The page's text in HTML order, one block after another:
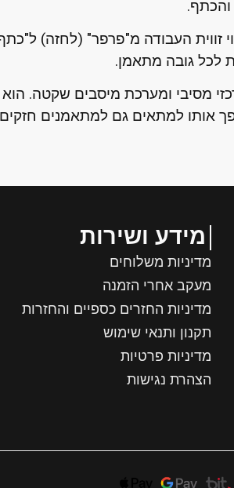
זווית העבודה מ"פרפר" (לחזה)
לכל גובה מתאמן.
מסיבי ומערכת מיסבים שקטה.
מידע ושירות
מדיניות משלוחים
מעקב אחרי הזמנה
מדיניות החזרים כספיים והחזרות
תקנון ותנאי שימוש
מדיניות פרטיות
הצהרת נגישות